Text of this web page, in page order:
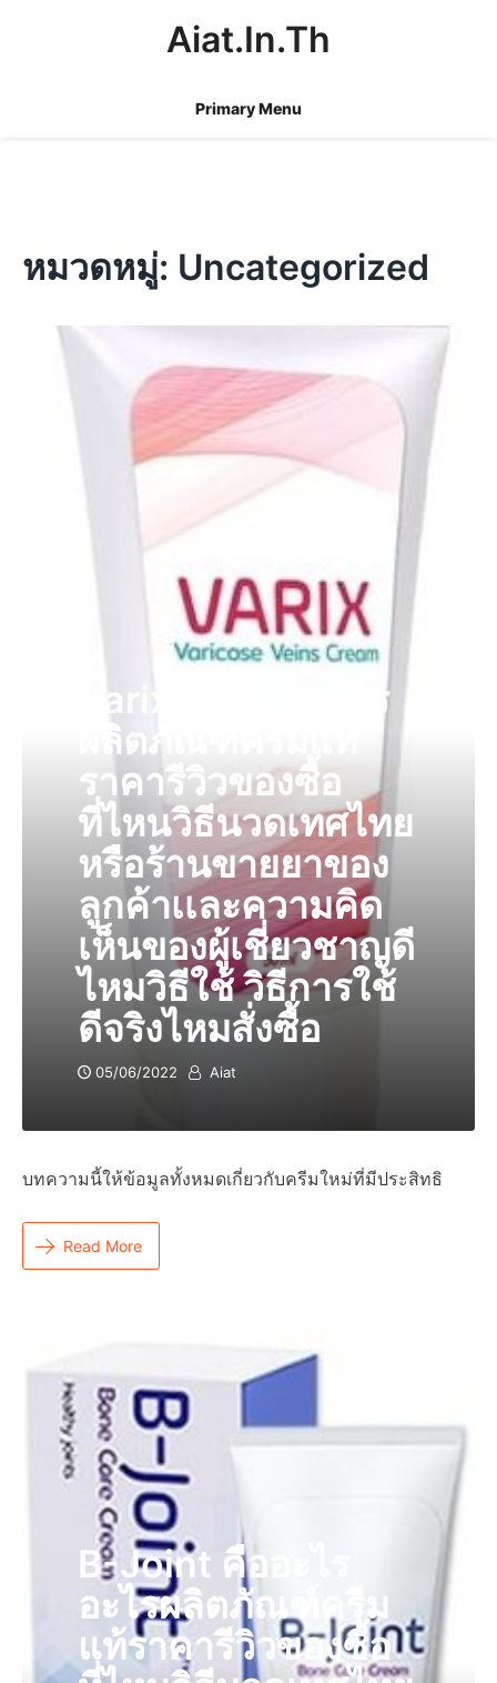
Aiat.in.th
Primary Menu
หมวดหมู่: Uncategorized
Varix คืออะไรอะไร
ผลิตภัณฑ์ครีมแท้
ราคารีวิวของซื้อ
ที่ไหนวิธีนวดเทศไทย
หรือร้านขายยาของ
ลูกค้าเเละความคิด
เห็นของผู้เชี่ยวชาญดี
ไหมวิธีใช้ วิธีการใช้
ดีจริงไหมสั่งซื้อ
05/06/2022 Aiat
บทความนี้ให้ข้อมูลทั้งหมดเกี่ยวกับครีมใหม่ที่มีประสิทธิ
Read More
B-Joint คืออะไร
อะไรผลิตภัณฑ์ครีม
แท้ราคารีวิวของซื้อ